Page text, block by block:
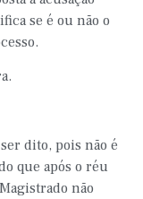
se é ou não o
dito, pois não é
que após o réu
não